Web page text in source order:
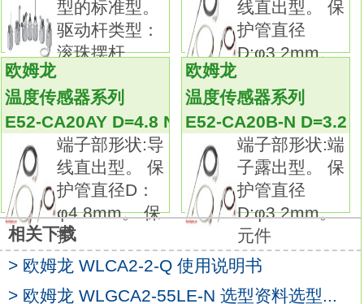
防溅型焊接场所的理想之选。
使用不锈钢与树脂材质，防止飞溅物附着，
避免因焊接产生锌粉而导致故障。
长寿命型适合高频率使用的长寿命型WLRCA2
手册。
实现了3000万次以上的高机械寿命。
头部采用上盖和油封形成的双重密封结构。种
类：耐环境型的动作显示型。
驱动杆类型：滚珠摆杆型直出接插件型，4芯，
DC规格。
类型：长寿命型。
指示灯：LED。
项目：高灵敏度型。
型的标准型。
驱动杆类型：
滚珠摆杆
线直出型。 保
护管直径
D:φ3.2mm。
欧姆龙
温度传感器系列
E52-CA20AY D=4.8 NETU 2M
端子部形状:导
线直出型。 保
护管直径D：
φ4.8mm。 保
护
欧姆龙
温度传感器系列
E52-CA20B-N D=3.2
端子部形状:端
子露出型。 保
护管直径
D:φ3.2mm。
元件
相关下载
> 欧姆龙 WLCA2-2-Q 使用说明书
> 欧姆龙 WLGCA2-55LE-N 选型资料选型...